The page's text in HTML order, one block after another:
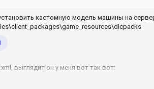
кастомную модель машины на
выглядит он у меня вот так вот: